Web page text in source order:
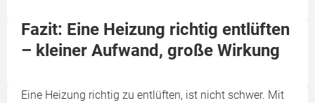
Fazit: Eine Heizung richtig entlüften
– kleiner Aufwand, große Wirkung
Eine Heizung richtig zu entlüften, ist nicht schwer. Mit